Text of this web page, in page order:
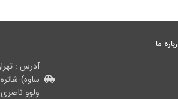
ما
ولوو ناصری